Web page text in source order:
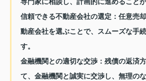
専門家に相談し、計画的に進めることが
信頼できる不動産会社の選定： 任意売
動産会社を選ぶことで、スムーズな手
す。
金融機関との適切な交渉： 残債の返済
て、金融機関と誠実に交渉し、無理の